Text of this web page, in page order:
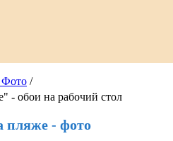
Фото /
- обои на рабочий стол
пляже - фото